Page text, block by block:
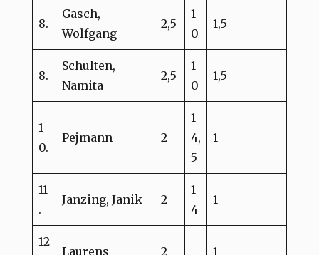
8.
Gasch,
Wolfgang
2,5
1
0
1,5
8.
Schulten,
Namita
2,5
1
0
1,5
1
0.
Pejmann 2
1
4,
5
1
11
.
Janzing, Janik 2
1
4
1
12
Laurens 2 1